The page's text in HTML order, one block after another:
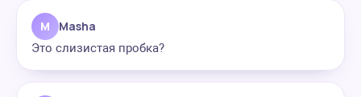
M Masha
Это слизистая пробка?